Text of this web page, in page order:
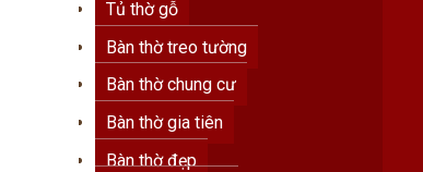
Tủ thờ gỗ
Bàn thờ treo tường
Bàn thờ chung cư
Bàn thờ gia tiên
Bàn thờ đẹp